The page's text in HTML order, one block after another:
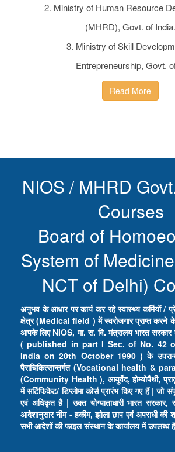
2. Ministry of Human Resource
(MHRD), Govt. of India.
3. Ministry of Skill
Entrepreneurship, Govt.
Read More
NIOS / MHRD
Courses
Board of
System of
NCT of Delhi)
अनुभव के आधार पर कार्य कर रहे स्वास्थ्य कर्मियों /
क्षेत्र (Medical field ) में स्वरोजगार प्राप्त करने
आपके लिए NIOS, मा. स. वि. मंत्रालय भारत सरकार
( published in part I Sec. of No. 42
India on 20th October 1990 ) के उपरान्त
पैराचिकित्सान्तर्गत (Vocational health &
(Community Health ), आयुर्वेद, होम्योपैथी,
में सर्टिफिकेट/ डिप्लोमा कोर्स प्रारंभ किए गए हैं | जो
एवं अधिकृत है | उक्त योग्याताधारी भारत सरकार,
आदेशानुसार नीम - हकीम, झोला छाप एवं अपराधी की
सभी आदेशों की फाइल संस्थान के कार्यालय में उपलब्ध